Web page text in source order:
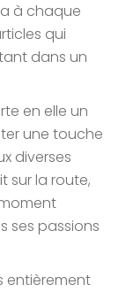
à chaque
qui
dans un
en elle un
une touche
diverses
sur la route,
ses passions
entièrement